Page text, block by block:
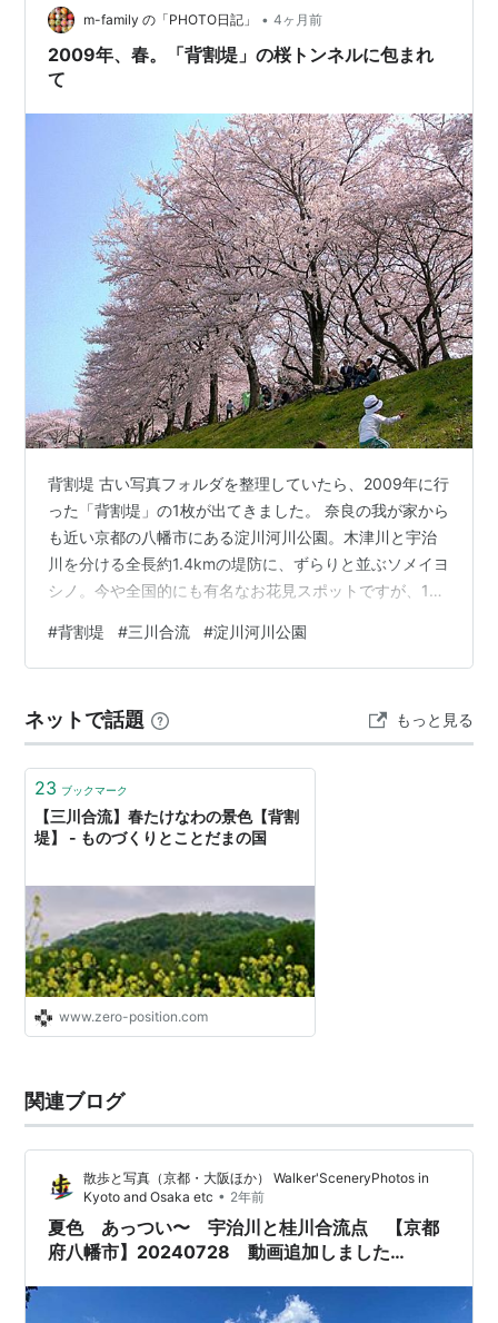
m-family の「PHOTO日記」 • 4ヶ月前
2009年、春。「背割堤」の桜トンネルに包まれ
て
背割堤 古い写真フォルダを整理していたら、2009年に行
った「背割堤」の1枚が出てきました。 奈良の我が家から
も近い京都の八幡市にある淀川河川公園。木津川と宇治
川を分ける全長約1.4kmの堤防に、ずらりと並ぶソメイヨ
シノ。今や全国的にも有名なお花見スポットですが、17
的なスケール感。空を覆い尽くさんばかりに枝を広げた
桜が、文字通り「トンネル」のようになっていて、歩い
お弁当を広げる家族連れやグループでびっしり。「これ
ぞ日本のお花見！」という活気があって、どこか心地よ
い疲れだったのを覚えています…
#背割堤 #三川合流 #淀川河川公園
ネットで話題 もっと見る
23 ブックマーク
【三川合流】春たけなわの景色【背割
堤】 - ものづくりとことだまの国
www.zero-position.com
関連ブログ
散歩と写真（京都・大阪ほか） Walker'SceneryPhotos in
Kyoto and Osaka etc • 2年前
夏色 あっつい〜 宇治川と桂川合流点 【京都
府八幡市】20240728 動画追加しました